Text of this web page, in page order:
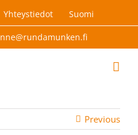
Yhteystiedot Suomi
Previous